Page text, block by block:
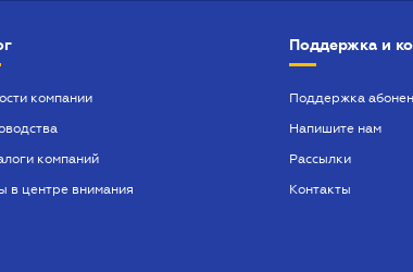
компании
компаний
в центре внимания
Поддержка и
Поддержка
Напишите нам
Рассылки
Контакты